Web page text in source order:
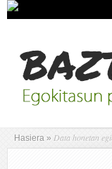
Hasiera » Data honetan